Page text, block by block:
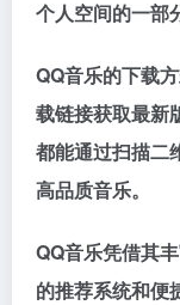
个人空间的一部
QQ音乐的下载
载链接获取最新
都能通过扫描二
高品质音乐。
QQ音乐凭借其
的推荐系统和便